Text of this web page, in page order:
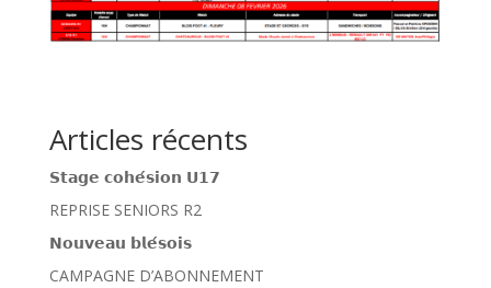
Articles récents
𝗦𝘁𝗮𝗴𝗲 𝗰𝗼𝗵𝗲́𝘀𝗶𝗼𝗻 𝗨𝟭𝟳
REPRISE SENIORS R2
𝗡𝗼𝘂𝘃𝗲𝗮𝘂 𝗯𝗹𝗲́𝘀𝗼𝗶𝘀
CAMPAGNE D’ABONNEMENT